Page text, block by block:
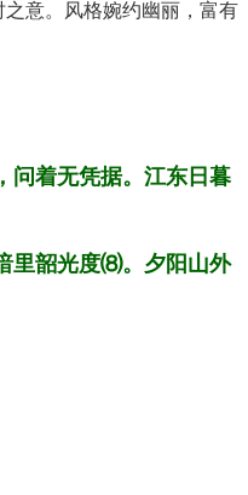
意。风格婉约幽丽，富有
问着无凭据。江东日暮
里韶光度⑻。夕阳山外